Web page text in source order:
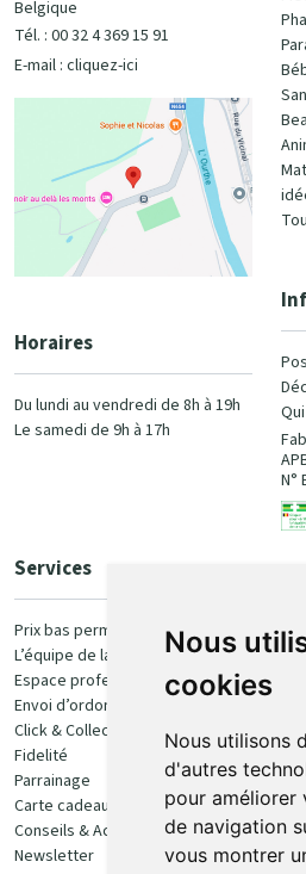
Nous
cookies
Nous utilisons
d'autres
pour améliorer
de navigation
vous montrer
Belgique
Tél. : 00 32 4 369 15 91
E-mail : cliquez-ici
Horaires
Du lundi au vendredi de 8h à 19h
Le samedi de 9h à 17h
N°
Services
Prix bas permanent
L’équipe de la pharmacie
Espace professionnel
Envoi d’ordonnance
Click & Collect
Fidelité
Parrainage
Carte cadeau
Conseils & Actualités
Newsletter